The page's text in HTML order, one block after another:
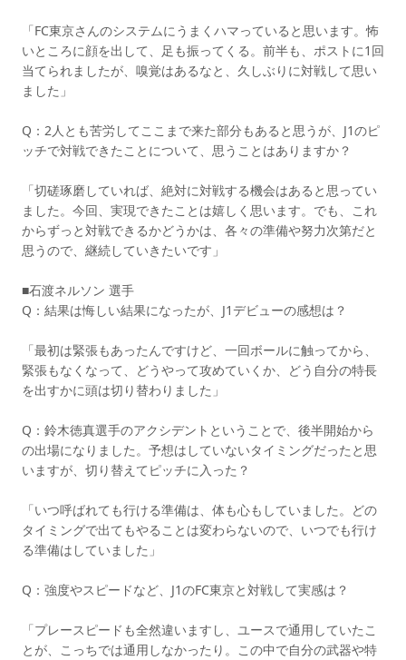
「FC東京さんのシステムにうまくハマっていると思います。怖
いところに顔を出して、足も振ってくる。前半も、ポストに1回
当てられましたが、嗅覚はあるなと、久しぶりに対戦して思い
ました」
Q：2人とも苦労してここまで来た部分もあると思うが、J1のピ
ッチで対戦できたことについて、思うことはありますか？
「切磋琢磨していれば、絶対に対戦する機会はあると思ってい
ました。今回、実現できたことは嬉しく思います。でも、これ
からずっと対戦できるかどうかは、各々の準備や努力次第だと
思うので、継続していきたいです」
■石渡ネルソン 選手
Q：結果は悔しい結果になったが、J1デビューの感想は？
「最初は緊張もあったんですけど、一回ボールに触ってから、
緊張もなくなって、どうやって攻めていくか、どう自分の特長
を出すかに頭は切り替わりました」
Q：鈴木徳真選手のアクシデントということで、後半開始から
の出場になりました。予想はしていないタイミングだったと思
いますが、切り替えてピッチに入った？
「いつ呼ばれても行ける準備は、体も心もしていました。どの
タイミングで出てもやることは変わらないので、いつでも行け
る準備はしていました」
Q：強度やスピードなど、J1のFC東京と対戦して実感は？
「プレースピードも全然違いますし、ユースで通用していたこ
とが、こっちでは通用しなかったり。この中で自分の武器や特